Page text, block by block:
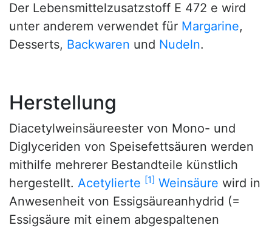
Der Lebensmittelzusatzstoff E 472 e wird
unter anderem verwendet für Margarine,
Desserts, Backwaren und Nudeln.
Herstellung
Diacetylweinsäureester von Mono- und
Diglyceriden von Speisefettsäuren werden
mithilfe mehrerer Bestandteile künstlich
hergestellt. Acetylierte [1] Weinsäure wird in
Anwesenheit von Essigsäureanhydrid (=
Essigsäure mit einem abgespaltenen